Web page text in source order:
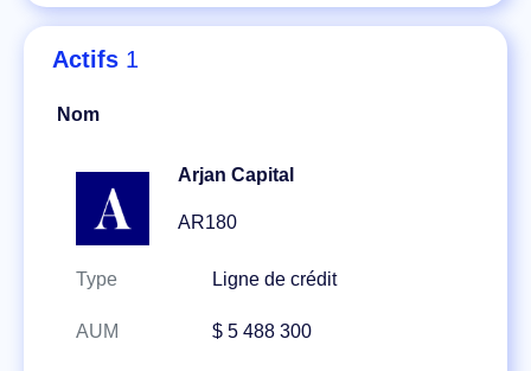
Actifs 1
Nom
Arjan Capital
AR180
Type Ligne de crédit
AUM $ 5 488 300